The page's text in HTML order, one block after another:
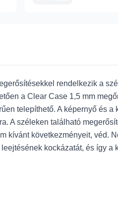
rendelkezik a
a Clear Case 1,5 mm
telepíthető. A képernyő és
A széleken található
kívánt következményeit, véd.
kockázatát, és így